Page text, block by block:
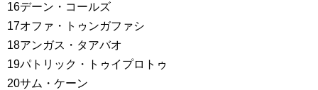
16デーン・コールズ
17オファ・トゥンガファシ
18アンガス・タアバオ
19パトリック・トゥイプロトゥ
20サム・ケーン